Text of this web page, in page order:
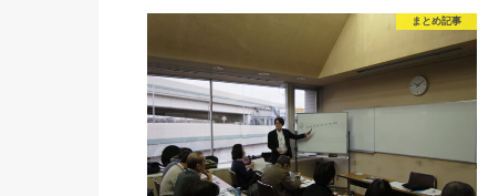
まとめ記事